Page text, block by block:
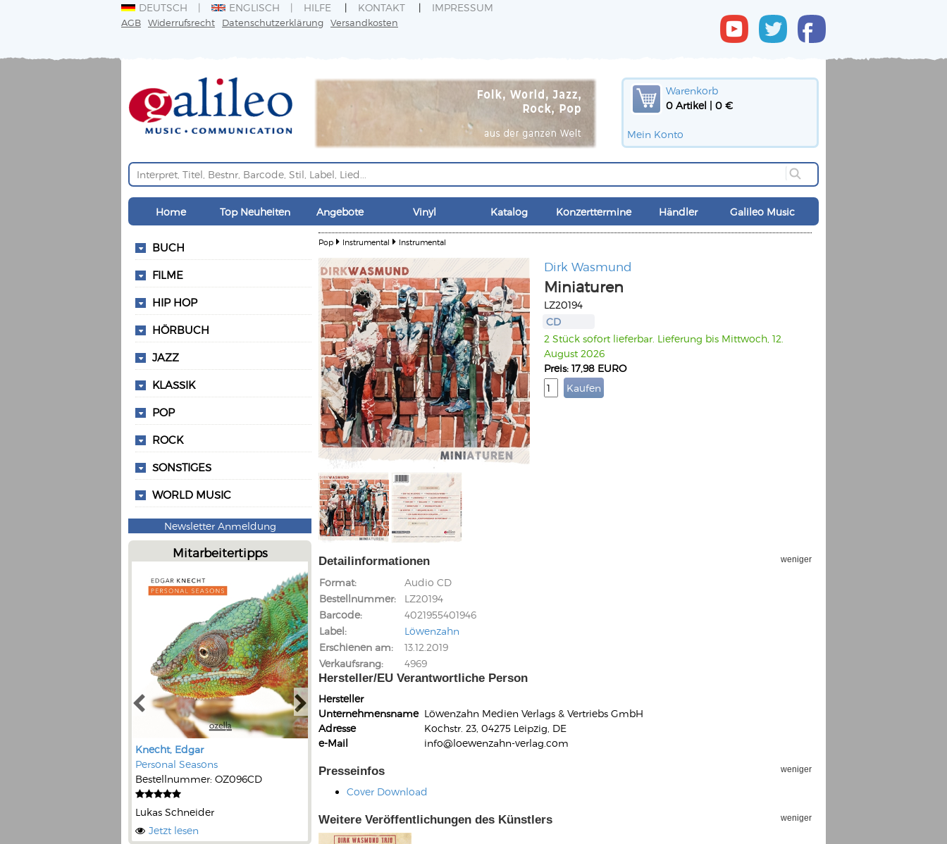
DEUTSCH ENGLISCH HILFE KONTAKT IMPRESSUM
AGB Widerrufsrecht Datenschutzerklärung Versandkosten
Warenkorb
0 Artikel | 0 €
Mein Konto
Home Top Neuheiten Angebote Vinyl Katalog Konzerttermine Händler Galileo Music
BUCH
FILME
HIP HOP
HÖRBUCH
JAZZ
KLASSIK
POP
ROCK
SONSTIGES
WORLD MUSIC
Newsletter Anmeldung
Mitarbeitertipps
Knecht, Edgar
Personal Seasons
Bestellnummer: OZ096CD
Lukas Schneider
Jetzt lesen
Kunkel, Burkard
Monxarella
Daniel Dinkel
Jetzt lesen
Romano, Edmondo
Pop Instrumental Instrumental
Dirk Wasmund
Miniaturen
LZ20194
CD
2 Stück sofort lieferbar. Lieferung bis Mittwoch, 12.
August 2026
Preis: 17,98 EURO
Detailinformationen weniger
Format
Audio CD
Bestellnummer
LZ20194
Barcode
4021955401946
Label
Löwenzahn
Erschienen am
13.12.2019
Verkaufsrang
4969
Hersteller/EU Verantwortliche Person
Hersteller
Unternehmensname Löwenzahn Medien Verlags & Vertriebs GmbH
Adresse
Kochstr. 23, 04275 Leipzig, DE
e-Mail
info@loewenzahn-verlag.com
Presseinfos weniger
Cover Download
Weitere Veröffentlichungen des Künstlers weniger